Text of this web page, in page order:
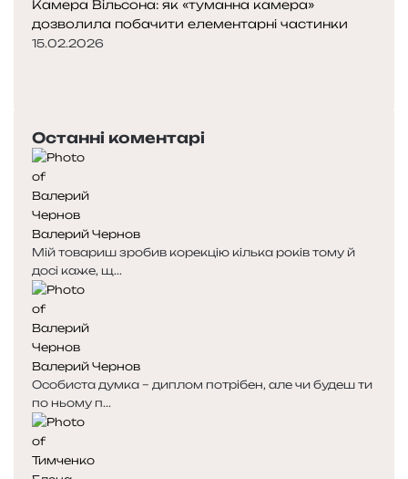
Камера Вільсона: як «туманна камера»
дозволила побачити елементарні частинки
15.02.2026
р
е
д
н
я
с
т
о
р
і
н
к
а
т
у
п
н
а
с
т
о
р
і
н
к
а
Останні коментарі
Валерий Чернов
Мій товариш зробив корекцію кілька років тому й
досі каже, щ...
Валерий Чернов
Особиста думка – диплом потрібен, але чи будеш ти
по ньому п...